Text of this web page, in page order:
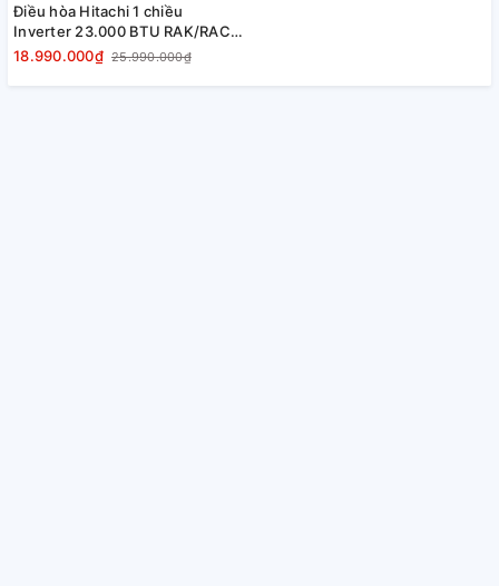
Điều hòa Hitachi 1 chiều
Inverter 23.000 BTU RAK/RAC-
DJ24PCASVX giá tốt
18.990.000₫ 25.990.000₫